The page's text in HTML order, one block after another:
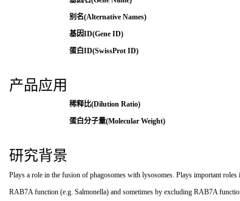
别名(Alternative Names)
基因ID(Gene ID)
蛋白ID(SwissProt ID)
产品应用
稀释比(Dilution Ratio)
蛋白分子量(Molecular Weight)
研究背景
Plays a role in the fusion of phagosomes with lysosomes. Plays important
RAB7A function (e.g. Salmonella) and sometimes by excluding RAB7A